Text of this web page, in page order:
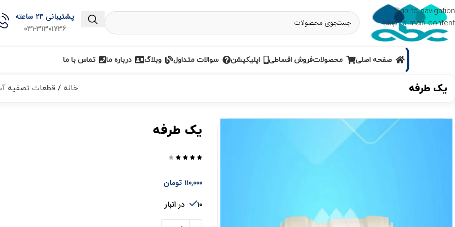
Skip to navigation
Skip to main content
پشتیبانی 24 ساعته
031-31301736
صفحه اصلی محصولاتفروش اقساطی اپلیکیشن سوالات متداول وبلاگ درباره ما تماس با ما
یک طرفه خانه قطعات تصفیه
یک طرفه





110,000 تومان
10 در انبار